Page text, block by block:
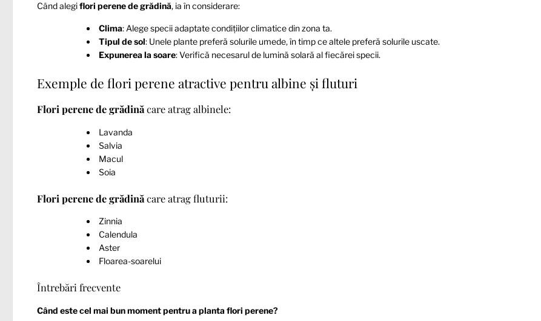
Când alegiflori perene de grădină, ia în considerare:
Clima: Alege specii adaptate condițiilor climatice din zona ta.
Tipul de sol: Unele plante preferă solurile umede, în timp ce altele preferă solurile uscate.
Expunerea la soare: Verifică necesarul de lumină solară al fiecărei specii.
Exemple de flori perene atractive pentru albine și fluturi
Flori perene de grădinăcare atrag albinele:
Lavanda
Salvia
Macul
Soia
Flori perene de grădinăcare atrag fluturii:
Zinnia
Calendula
Aster
Floarea-soarelui
Întrebări frecvente
Când este cel mai bun moment pentru a planta flori perene?